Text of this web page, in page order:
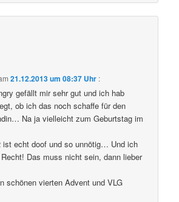
21.12.2013 um 08:37 Uhr :
gefällt mir sehr gut und ich hab
ob ich das noch schaffe für den
Na ja vielleicht zum Geburtstag im
ist echt doof und so unnötig… Und ich
Das muss nicht sein, dann lieber
schönen vierten Advent und VLG